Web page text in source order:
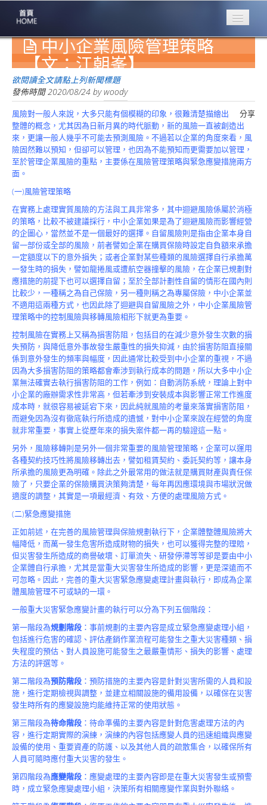
專業豐林
Professional
保險大家談
1386集
台灣商業保險
第一品牌
關於豐林
About
服務項目
Service
火災保額
估算系統
商品簡介
Product
中小企業風險管理策略
【文：江朝峯】
欲閱讀全文請點上列新聞標題
發佈時間2020/08/24 bywoody
分享
風險對一般人來說，大多只能有個模糊的印象，很難清楚描繪出
整體的概念，尤其因為日新月異的時代脈動，新的風險一直被創造出
來，更讓一般人幾乎不可能去預測風險。不過若以企業的角度來看，風
險固然難以預知，但卻可以管理，也因為不能預知而更需要加以管理，
至於管理企業風險的重點，主要係在風險管理策略與緊急應變措施兩方
面。
(一)風險管理策略
在實務上處理實質風險的方法與工具非常多，其中迴避風險係屬於消極
的策略，比較不被建議採行，中小企業如果是為了迴避風險而影響經營
的企圖心，當然並不是一個最好的選擇。自留風險則是指由企業本身自
留一部份或全部的風險，前者譬如企業在購買保險時設定自負額來承擔
一定額度以下的意外損失；或者企業對某些種類的風險選擇自行承擔萬
一發生時的損失，譬如龍捲風或遭航空器撞擊的風險，在企業已規劃對
應措施的前提下也可以選擇自留；至於全部計劃性自留的情形在國內則
比較少，一種稱之為自己保險，另一種則稱之為專屬保險，中小企業並
不適用這兩種方式，也因此除了迴避與自留風險之外，中小企業風險管
理策略中的控制風險與移轉風險相形下就更為重要。
控制風險在實務上又稱為損害防阻，包括目的在減少意外發生次數的損
失預防，與降低意外事故發生嚴重性的損失抑減，由於損害防阻直接關
係到意外發生的頻率與幅度，因此通常比較受到中小企業的重視，不過
因為大多損害防阻的策略都會牽涉到執行成本的問題，所以大多中小企
業無法確實去執行損害防阻的工作，例如：自動消防系統，理論上對中
小企業的廠辦需求性非常高，但若牽涉到安裝成本與影響正常工作進度
成本時，就很容易被延宕下來，因此純就風險的考量來落實損害防阻，
而避免因為沒有徹底執行所造成的遺憾，對中小企業來說在經營的角度
就非常重要，事實上從歷年來的損失案件都一再的驗證這一點。
另外，風險移轉則是另外一個非常重要的風險管理策略，企業可以運用
各種契約技巧性將風險移轉出去，譬如租賃契約、委託契約等，讓本身
所承擔的風險更為明確。除此之外最常用的做法就是購買財產與責任保
險了，只要企業的保險購買決策夠清楚，每年再因應環境與市場狀況做
適度的調整，其實是一項最經濟、有效、方便的處理風險方式。
(二)緊急應變措施
正如前述，在完善的風險管理與保險規劃執行下，企業體整體風險將大
幅降低，而萬一發生危害所造成財物的損失，也可以獲得完整的理賠，
但災害發生所造成的商譽破壞、訂單流失、研發停滯等等卻是要由中小
企業體自行承擔，尤其是當重大災害發生所造成的影響，更是深遠而不
可忽略。因此，完善的重大災害緊急應變處理計畫與執行，即成為企業
體風險管理不可或缺的一環。
一般重大災害緊急應變計畫的執行可以分為下列五個階段：
第一階段為規劃階段 ：事前規劃的主要內容是成立緊急應變處理小組，
包括進行危害的確認、評估產銷作業流程可能發生之重大災害種類、損
失程度的預估、對人員設施可能發生之最嚴重情形、損失的影響、處理
方法的評選等。
第二階段為預防階段 ：預防措施的主要內容是針對災害所需的人員和設
施，進行定期檢視與調整，並建立相關設施的備用設備，以確保在災害
發生時所有的應變設施均能維持正常的使用狀態。
第三階段為待命階段 ：待命準備的主要內容是針對危害處理方法的內
容，進行定期實際的演練，演練的內容包括應變人員的迅速組織與應變
設備的使用、重要資產的防護、以及其他人員的疏散集合，以確保所有
人員可隨時應付重大災害的發生。
第四階段為應變階段 ：應變處理的主要內容即是在重大災害發生或預警
時，成立緊急應變處理小組，決策所有相關應變作業與對外聯絡。